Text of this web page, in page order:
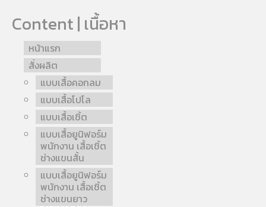
Content | เนื้อหา
หน้าแรก
สั่งผลิต
แบบเสื้อคอกลม
แบบเสื้อโปโล
แบบเสื้อเชิ้ต
แบบเสื้อยูนิฟอร์ม
พนักงาน เสื้อเชิ้ต
ช่างแขนสั้น
แบบเสื้อยูนิฟอร์ม
พนักงาน เสื้อเชิ้ต
ช่างแขนยาว